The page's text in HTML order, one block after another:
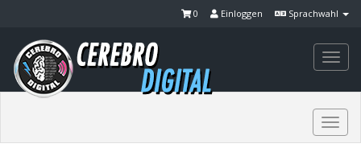
Sprachwahl
Einloggen
0